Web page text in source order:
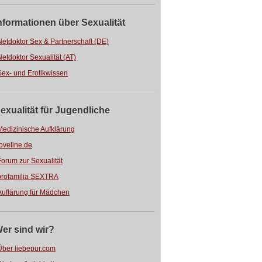
über Sexualität
Sex & Partnerschaft (DE)
Sexualität (AT)
und Erotikwissen
für Jugendliche
Aufklärung
zur Sexualität
SEXTRA
für Mädchen
sind wir?
liebepur.com